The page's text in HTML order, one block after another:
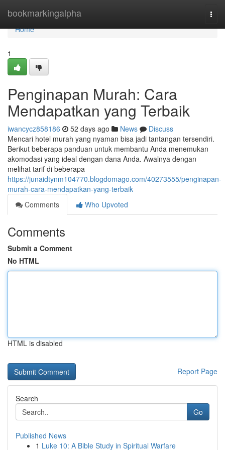
bookmarkingalpha
Home
Home
1
Penginapan Murah: Cara
Mendapatkan yang Terbaik
iwancycz858186 52 days ago News
Discuss
Mencari hotel murah yang nyaman bisa jadi tantangan tersendiri.
Berikut beberapa panduan untuk membantu Anda menemukan
akomodasi yang ideal dengan dana Anda. Awalnya dengan
melihat tarif di beberapa
https://junaidtynm104770.blogdomago.com/40273555/penginapan-
murah-cara-mendapatkan-yang-terbaik
Comments
Who Upvoted
Comments
Submit a Comment
No HTML
HTML is disabled
Report Page
Search
Go
Published News
1 Luke 10: A Bible Study in Spiritual Warfare